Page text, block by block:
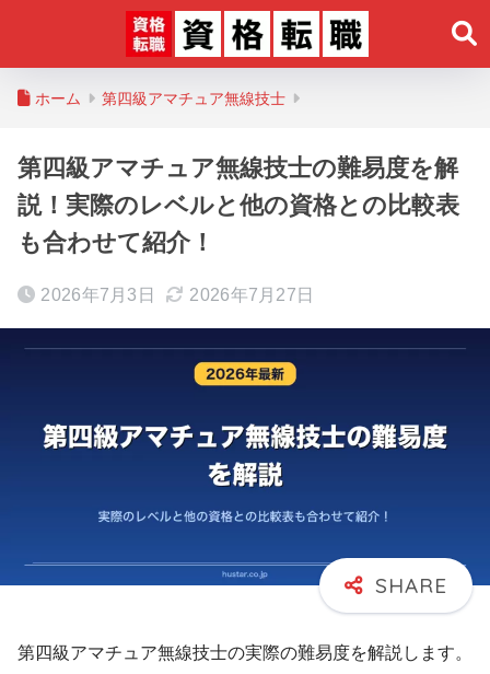
ホーム 第四級アマチュア無線技士
第四級アマチュア無線技士の難易度を解
説！実際のレベルと他の資格との比較表
も合わせて紹介！
2026年7月3日 2026年7月27日
第四級アマチュア無線技士の実際の難易度を解説します。